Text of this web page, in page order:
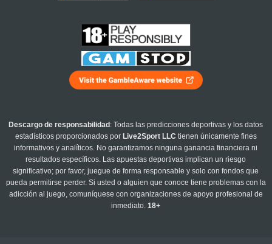
Descargo de responsabilidad : Todas las predicciones deportivas y los datos
estadísticos proporcionados por Live2Sport LLC tienen únicamente fines
informativos y analíticos. No garantizamos ninguna ganancia financiera ni
resultados específicos. Las apuestas deportivas implican un riesgo
significativo; por favor, juegue de forma responsable y solo con fondos que
pueda permitirse perder. Si usted o alguien que conoce tiene problemas con la
adicción al juego, comuníquese con organizaciones de apoyo profesional de
inmediato.18+